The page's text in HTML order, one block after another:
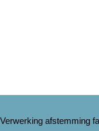
afstemming